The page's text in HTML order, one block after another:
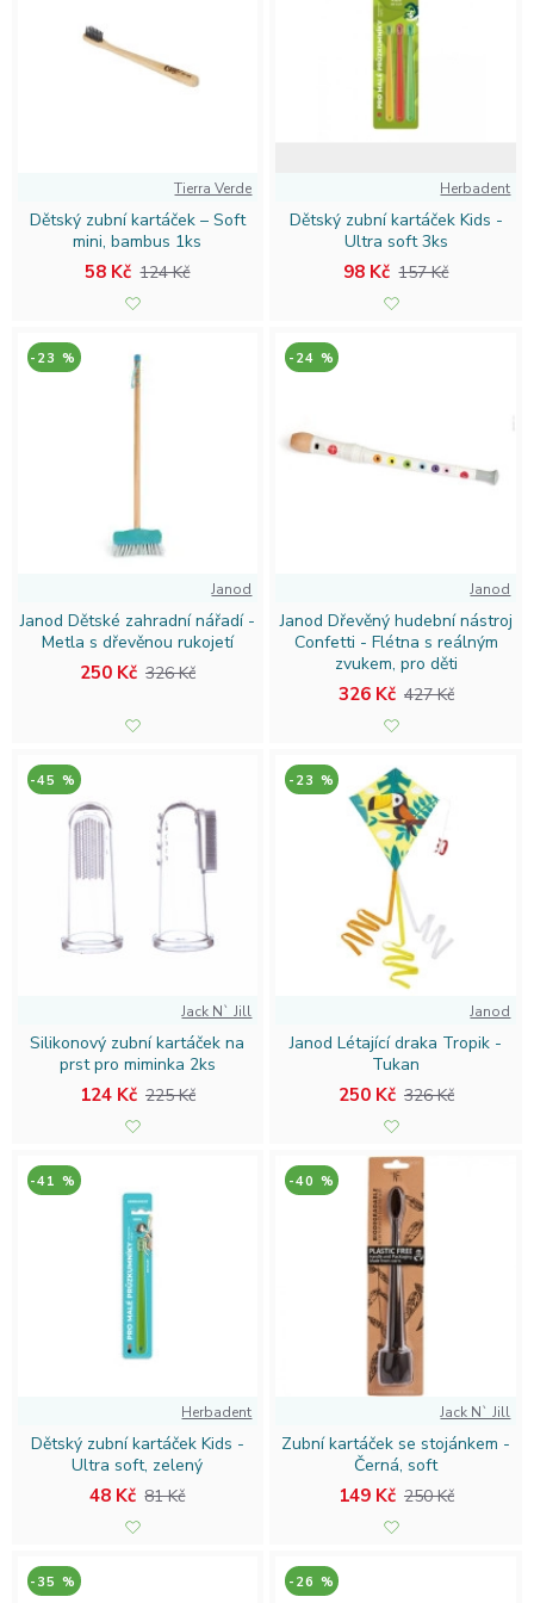
nebo vybavte své děti do školy
ekologickou školní výbavou
. Který produkt z naší nabídky
vyzkoušíte jako první? Přesvědčte se sami a potěšte celou
Tierra Verde
Dětský zubní kartáček – Soft
mini, bambus 1ks
58 Kč 124 Kč
Herbadent
Dětský zubní kartáček Kids -
Ultra soft 3ks
98 Kč 157 Kč
-23 %
Janod
Janod Dětské zahradní nářadí -
Metla s dřevěnou rukojetí
250 Kč 326 Kč
-24 %
Janod
Janod Dřevěný hudební nástroj
Confetti - Flétna s reálným
zvukem, pro děti
326 Kč 427 Kč
-45 %
Jack N` Jill
Silikonový zubní kartáček na
prst pro miminka 2ks
124 Kč 225 Kč
-23 %
Janod
Janod Létající draka Tropik -
Tukan
250 Kč 326 Kč
-41 %
Herbadent
Dětský zubní kartáček Kids -
Ultra soft, zelený
48 Kč 81 Kč
-40 %
Jack N` Jill
Zubní kartáček se stojánkem -
Černá, soft
149 Kč 250 Kč
-35 % -26 %